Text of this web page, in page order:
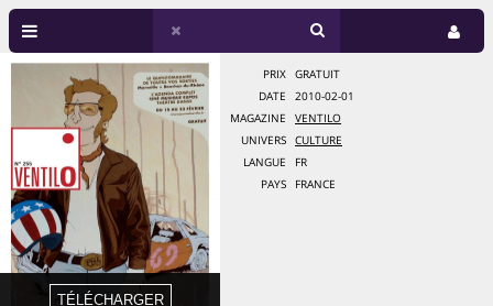
PRIX
GRATUIT
DATE
2010-02-01
MAGAZINE
VENTILO
UNIVERS
CULTURE
LANGUE
FR
PAYS
FRANCE